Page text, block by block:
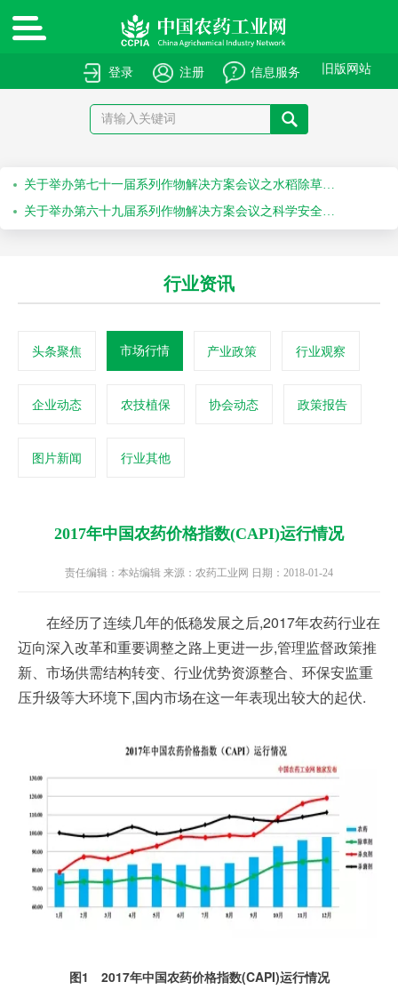
旧版网站
信息服务
注册
登录
绿色高质量农药产品报送指南
关于申报绿色高质量农药产品的通知
关于召开“第十届农药安全科学使用专题会”的通知
关于召开“2026斯里兰卡国际农化产品展览会”的通知
关于举办第七十一届系列作物解决方案会议之水稻除草剂科学安全使用培训会的通知
关于举办第六十九届系列作物解决方案会议之科学安全使用农药及作物单产提升技术培训会的通知
行业资讯
头条聚焦 市场行情 产业政策 行业观察
企业动态 农技植保 协会动态 政策报告
图片新闻 行业其他
2017年中国农药价格指数(CAPI)运行情况
责任编辑：本站编辑 来源：农药工业网 日期：2018-01-24
在经历了连续几年的低稳发展之后,2017年农药行业在
迈向深入改革和重要调整之路上更进一步,管理监督政策推
新、市场供需结构转变、行业优势资源整合、环保安监重
压升级等大环境下,国内市场在这一年表现出较大的起伏.
图1 2017年中国农药价格指数(CAPI)运行情况